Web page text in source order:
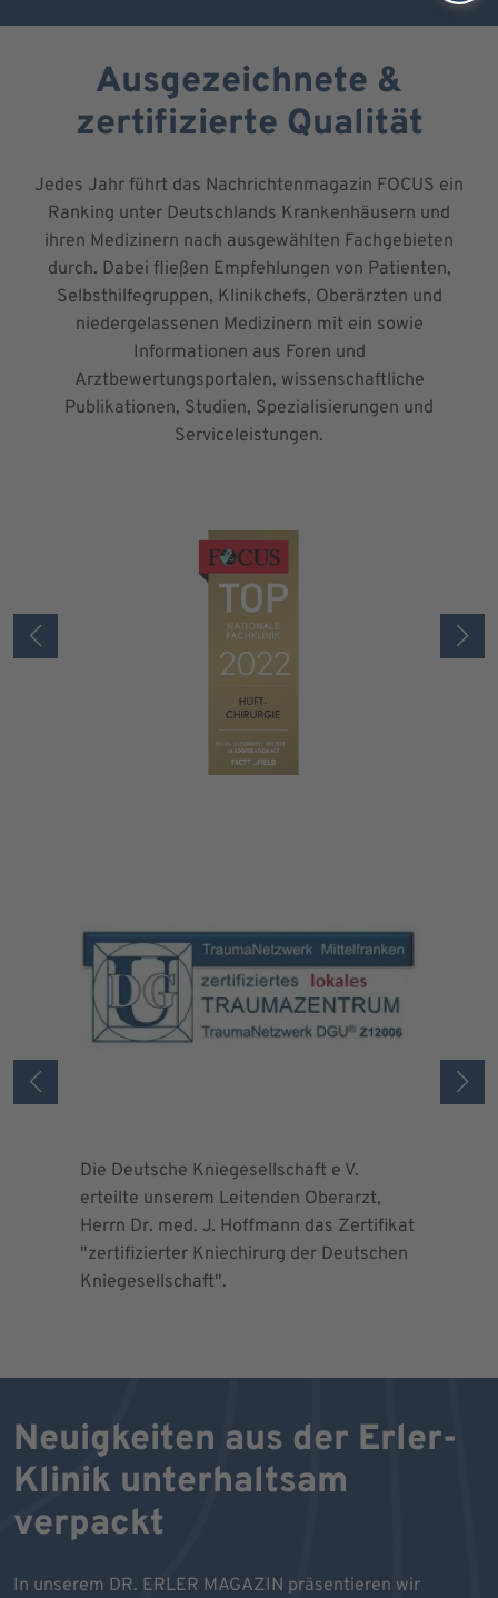
Ausgezeichnete &
zertifizierte Qualität
Jedes Jahr führt das Nachrichtenmagazin FOCUS ein
Ranking unter Deutschlands Krankenhäusern und
ihren Medizinern nach ausgewählten Fachgebieten
durch. Dabei fließen Empfehlungen von Patienten,
Selbsthilfegruppen, Klinikchefs, Oberärzten und
niedergelassenen Medizinern mit ein sowie
Informationen aus Foren und
Arztbewertungsportalen, wissenschaftliche
Publikationen, Studien, Spezialisierungen und
Serviceleistungen.
Die Deutsche Kniegesellschaft e V.
erteilte unserem Leitenden Oberarzt,
Herrn Dr. med. J. Hoffmann das Zertifikat
"zertifizierter Kniechirurg der Deutschen
Kniegesellschaft".
Neuigkeiten aus der Erler-
Klinik unterhaltsam
verpackt
In unserem DR. ERLER MAGAZIN präsentieren wir